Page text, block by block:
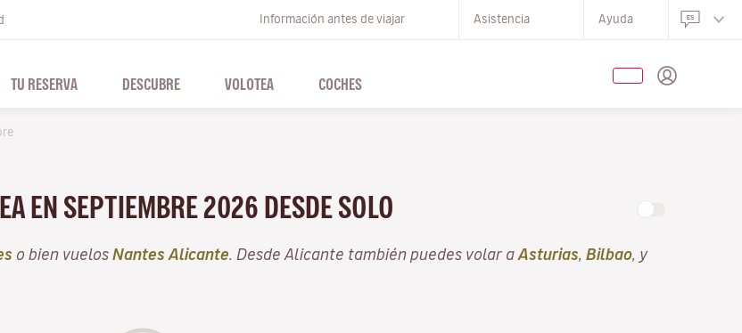
Información antes de viajar Asistencia Ayuda
TU RESERVA DESCUBRE VOLOTEA COCHES
EN SEPTIEMBRE 2026 DESDE SOLO
o bien vuelos Nantes Alicante . Desde Alicante también puedes volar a Asturias Bilbao , y